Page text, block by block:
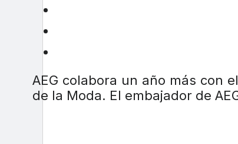
AEG colabora un año más con
de la Moda. El embajador de